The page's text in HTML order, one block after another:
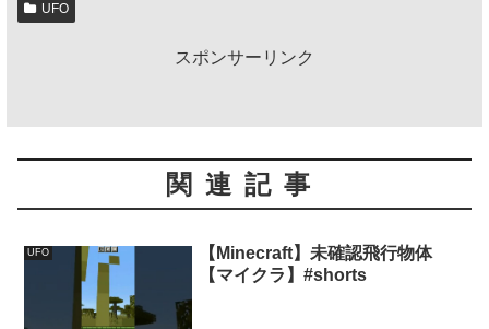
UFO
スポンサーリンク
関連記事
UFO
【Minecraft】未確認飛行物体
【マイクラ】#shorts